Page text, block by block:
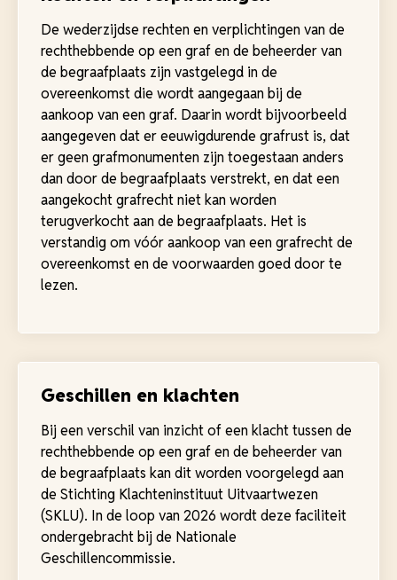
De wederzijdse rechten en verplichtingen van de
rechthebbende op een graf en de beheerder van
de begraafplaats zijn vastgelegd in de
overeenkomst die wordt aangegaan bij de
aankoop van een graf. Daarin wordt bijvoorbeeld
aangegeven dat er eeuwigdurende grafrust is, dat
er geen grafmonumenten zijn toegestaan anders
dan door de begraafplaats verstrekt, en dat een
aangekocht grafrecht niet kan worden
terugverkocht aan de begraafplaats. Het is
verstandig om vóór aankoop van een grafrecht de
overeenkomst en de voorwaarden goed door te
lezen.
Geschillen en klachten
Bij een verschil van inzicht of een klacht tussen de
rechthebbende op een graf en de beheerder van
de begraafplaats kan dit worden voorgelegd aan
de Stichting Klachteninstituut Uitvaartwezen
(SKLU). In de loop van 2026 wordt deze faciliteit
ondergebracht bij de Nationale
Geschillencommissie.